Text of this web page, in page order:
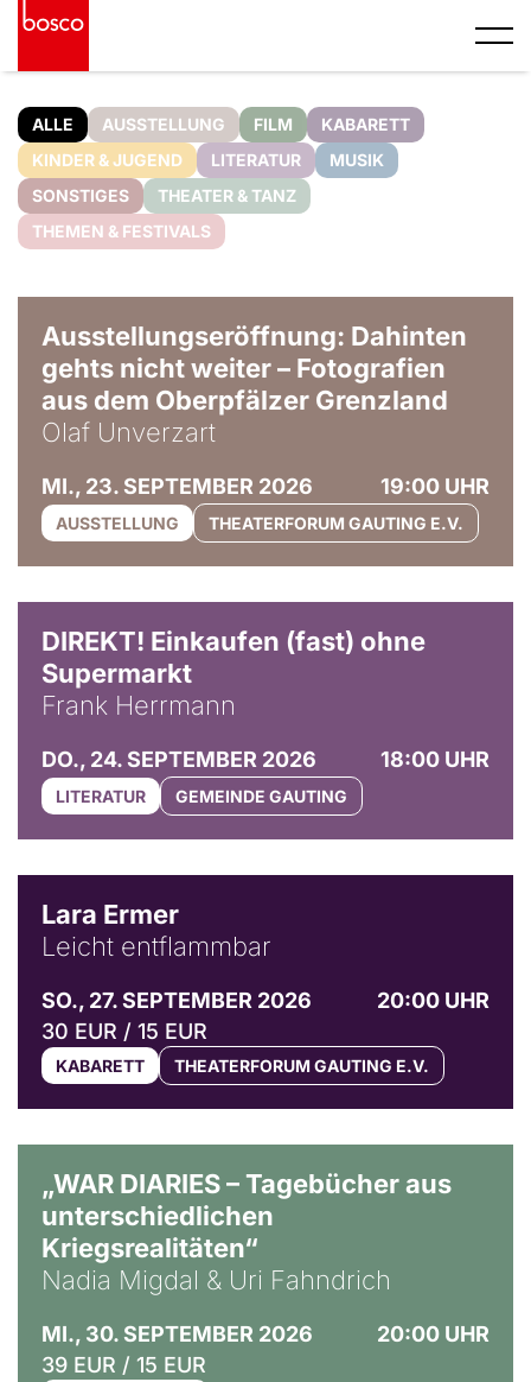
ALLE AUSSTELLUNG FILM
KABARETT
KINDER & JUGEND
LITERATUR
MUSIK
SONSTIGES
THEATER & TANZ
THEMEN & FESTIVALS
Ausstellungseröffnung: Dahinten
gehts nicht weiter – Fotografien
aus dem Oberpfälzer Grenzland
Olaf Unverzart
MI., 23. SEPTEMBER 2026 19:00 UHR
AUSSTELLUNG THEATERFORUM GAUTING E.V.
DIREKT! Einkaufen (fast) ohne
Supermarkt
Frank Herrmann
DO., 24. SEPTEMBER 2026 18:00 UHR
LITERATUR GEMEINDE GAUTING
Lara Ermer
Leicht entflammbar
SO., 27. SEPTEMBER 2026
20:00 UHR
30 EUR / 15 EUR
KABARETT THEATERFORUM GAUTING E.V.
„WAR DIARIES – Tagebücher aus
unterschiedlichen
Kriegsrealitäten“
Nadia Migdal & Uri Fahndrich
MI., 30. SEPTEMBER 2026
20:00 UHR
39 EUR / 15 EUR